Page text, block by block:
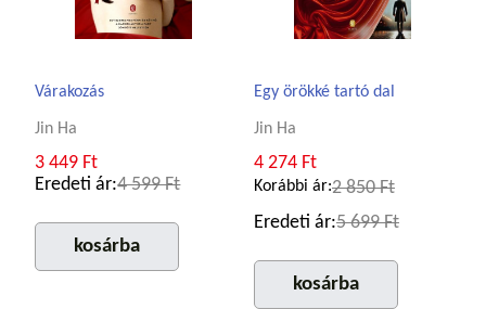
Várakozás
Jin Ha
3 449 Ft
Eredeti ár:4 599 Ft
kosárba
Egy örökké tartó dal
Jin Ha
4 274 Ft
Korábbi ár:2 850 Ft
Eredeti ár:5 699 Ft
kosárba